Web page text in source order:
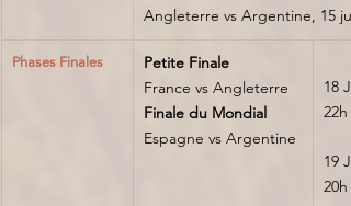
Angleterre vs Argentine, 15
Phases Finales
Petite Finale
France vs Angleterre
Finale du Mondial
Espagne vs Argentine
18
22h
19
20h